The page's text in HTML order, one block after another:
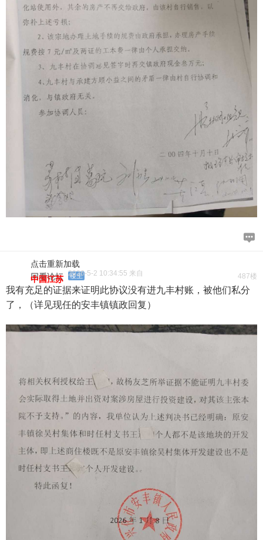
点击重新加载
487楼
回看论坛 楼主
2026-5-2 10:34:55 来自
中国江苏
我有充足的证据来证明此协议没有进九丰村账，被他们私分
了，（详见现任的安丰镇镇政回复）